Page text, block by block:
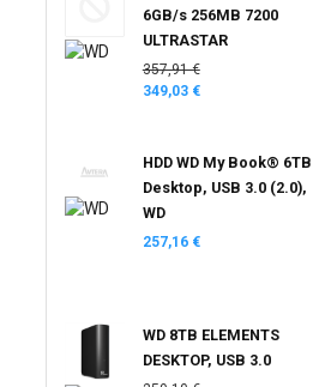
6GB/s 256MB 7200
ULTRASTAR
357,91 €
349,03 €
HDD WD My Book® 6TB
Desktop, USB 3.0 (2.0),
WD
257,16 €
WD 8TB ELEMENTS
DESKTOP, USB 3.0